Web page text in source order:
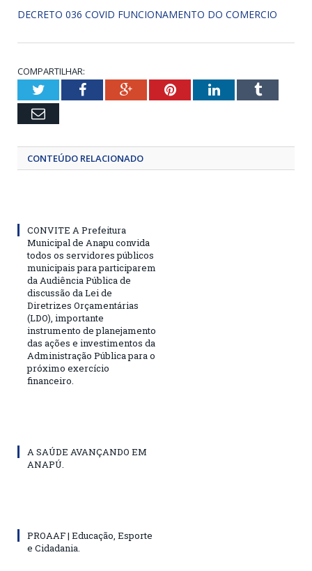
DECRETO 036 COVID FUNCIONAMENTO DO COMERCIO
COMPARTILHAR:
TwitterFacebookGoogle+PinterestLinkedInTumblr
Email
CONTEÚDO RELACIONADO
CONVITE A Prefeitura
Municipal de Anapu convida
todos os servidores públicos
municipais para participarem
da Audiência Pública de
discussão da Lei de
Diretrizes Orçamentárias
(LDO), importante
instrumento de planejamento
das ações e investimentos da
Administração Pública para o
próximo exercício
financeiro.
A SAÚDE AVANÇANDO EM
ANAPÚ.
PROAAF | Educação, Esporte
e Cidadania.